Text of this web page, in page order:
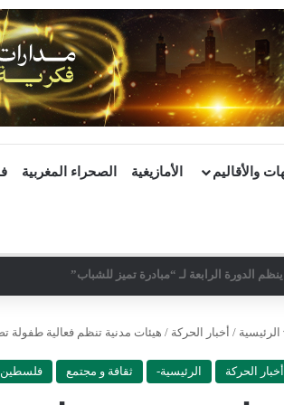
والأقاليم الأمازيغية الصحراء المغربية
الدورة الرابعة لـ “مبادرة تميز للشباب”
الرئيسية / أخبار الحركة / هيئات مدنية تنظم فعالية طفولة
أخبار الحركة الرئيسية- ثقافة و مجتمع فلسطين